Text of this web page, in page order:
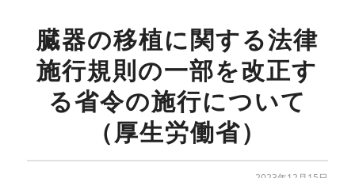
臓器の移植に関する法律
施行規則の一部を改正す
る省令の施行について
（厚生労働省）